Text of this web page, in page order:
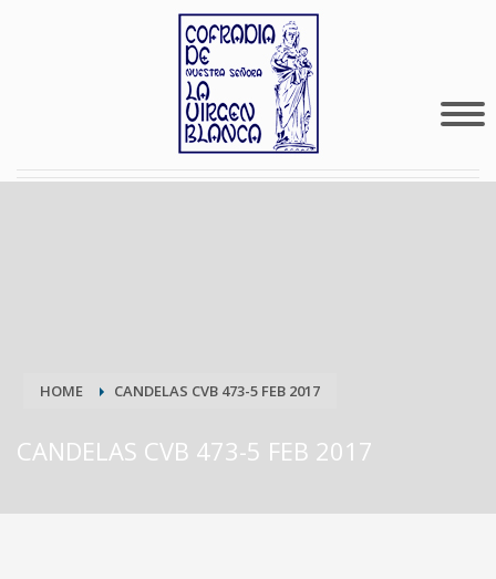
HOME CANDELAS CVB 473-5 FEB 2017
CANDELAS CVB 473-5 FEB 2017